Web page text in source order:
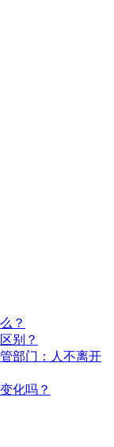
？
别？
部门：人不离开
化吗？